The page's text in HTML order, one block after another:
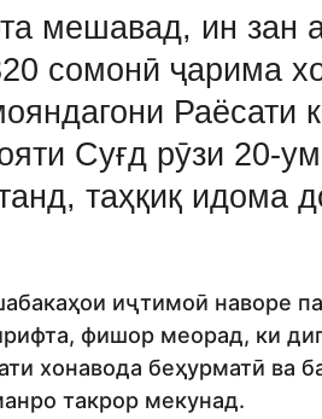
мешавад, ин зан
сомонӣ ҷарима
Раёсати
Суғд рӯзи 20-
таҳқиқ идома
иҷтимоӣ наворе
фишор меорад, ки
хонавода беҳурматӣ ва
такрор мекунад.